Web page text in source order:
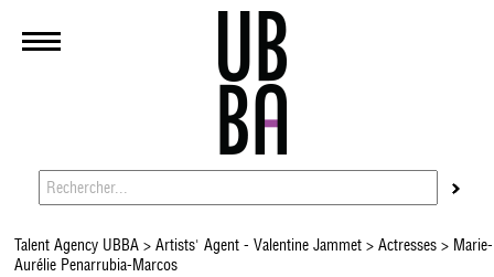
Talent Agency UBBA>Artists' Agent - Valentine Jammet > Actresses> Marie-
Aurélie Penarrubia-Marcos